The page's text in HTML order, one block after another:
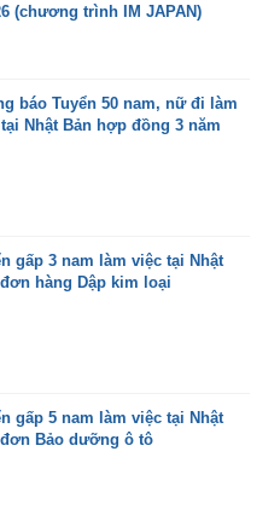
(chương trình IM JAPAN)
báo Tuyển 50 nam, nữ đi làm
Nhật Bản hợp đồng 3 năm
gấp 3 nam làm việc tại Nhật
hàng Dập kim loại
gấp 5 nam làm việc tại Nhật
Bảo dưỡng ô tô